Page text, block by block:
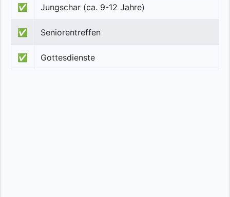
✅ Jungschar (ca. 9-12 Jahre)
✅ Seniorentreffen
✅ Gottesdienste